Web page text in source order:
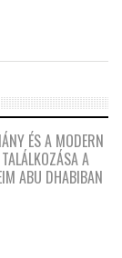
ÉS A MODERN
A
ABU DHABIBAN